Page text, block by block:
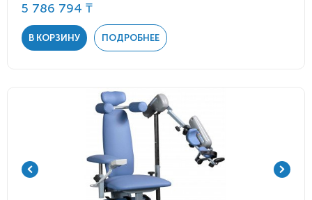
5 786 794 ₸
В КОРЗИНУ ПОДРОБНЕЕ